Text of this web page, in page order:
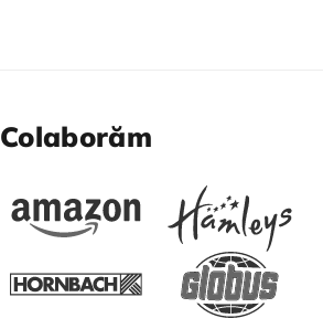
Colaborăm